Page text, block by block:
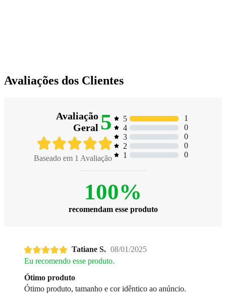
Avaliações dos Clientes
Avaliação
Geral 5
Baseado em 1 Avaliação
5
1
4
0
3
0
2
0
1
0
100%
recomendam esse produto
Tatiane S. 08/01/2025
Eu recomendo esse produto.
Ótimo produto
Ótimo produto, tamanho e cor idêntico ao anúncio.